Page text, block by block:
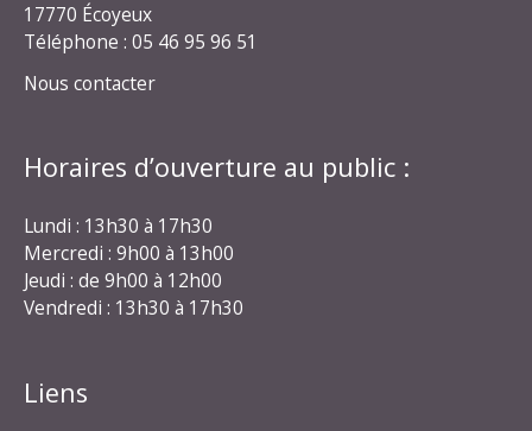
17770 Écoyeux
Téléphone : 05 46 95 96 51
Nous contacter
Horaires d’ouverture au public :
Lundi : 13h30 à 17h30
Mercredi : 9h00 à 13h00
Jeudi : de 9h00 à 12h00
Vendredi : 13h30 à 17h30
Liens